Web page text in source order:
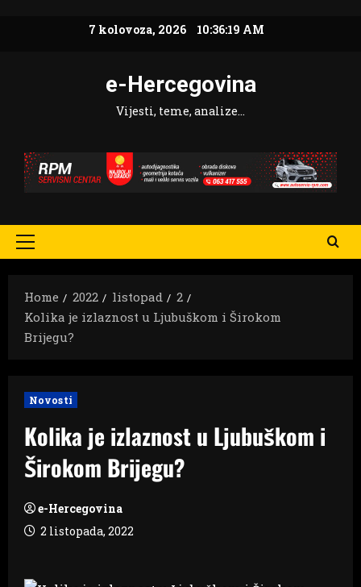
7 kolovoza, 2026 10:36:20 AM
e-Hercegovina
Vijesti, teme, analize…
Primary
Home
2022 listopad
2
Kolika je izlaznost u Ljubuškom i Širokom
Brijegu?
Novosti
Kolika je izlaznost u Ljubuškom i
Širokom Brijegu?
e-Hercegovina
2 listopada, 2022